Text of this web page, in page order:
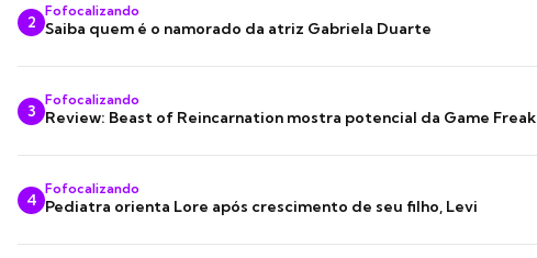
2
Fofocalizando
Saiba quem é o namorado da atriz Gabriela Duarte
3
Fofocalizando
Review: Beast of Reincarnation mostra potencial da Game Freak
4
Fofocalizando
Pediatra orienta Lore após crescimento de seu filho, Levi